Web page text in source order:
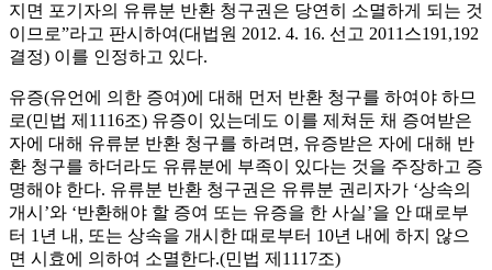
지면 포기자의 유류분 반환 청구권은 당연히 소멸하게 되는 것
이므로”라고 판시하여(대법원 2012. 4. 16. 선고 2011스191,192
결정) 이를 인정하고 있다.
유증(유언에 의한 증여)에 대해 먼저 반환 청구를 하여야 하므
로(민법 제1116조) 유증이 있는데도 이를 제쳐둔 채 증여받은
자에 대해 유류분 반환 청구를 하려면, 유증받은 자에 대해 반
환 청구를 하더라도 유류분에 부족이 있다는 것을 주장하고 증
명해야 한다. 유류분 반환 청구권은 유류분 권리자가 ‘상속의
개시’와 ‘반환해야 할 증여 또는 유증을 한 사실’을 안 때로부
터 1년 내, 또는 상속을 개시한 때로부터 10년 내에 하지 않으
면 시효에 의하여 소멸한다.(민법 제1117조)